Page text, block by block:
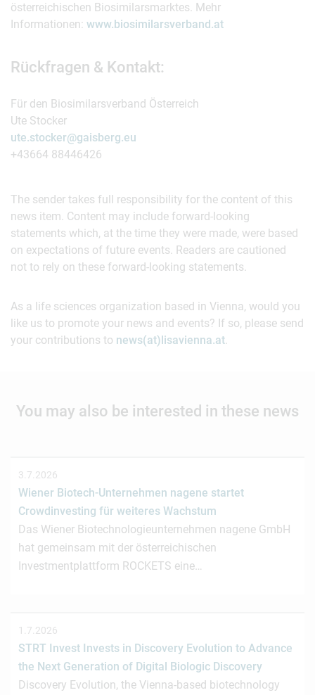
österreichischen Biosimilarsmarktes. Mehr
Informationen: www.biosimilarsverband.at
Rückfragen & Kontakt:
Für den Biosimilarsverband Österreich
Ute Stocker
ute.stocker@gaisberg.eu
+43664 88446426
The sender takes full responsibility for the content of this
news item. Content may include forward-looking
statements which, at the time they were made, were based
on expectations of future events. Readers are cautioned
not to rely on these forward-looking statements.
As a life sciences organization based in Vienna, would you
like us to promote your news and events? If so, please send
your contributions to news(at)lisavienna.at.
You may also be interested in these news
3.7.2026
Wiener Biotech-Unternehmen nagene startet
Crowdinvesting für weiteres Wachstum
Das Wiener Biotechnologieunternehmen nagene GmbH
hat gemeinsam mit der österreichischen
Investmentplattform ROCKETS eine…
1.7.2026
STRT Invest Invests in Discovery Evolution to Advance
the Next Generation of Digital Biologic Discovery
Discovery Evolution, the Vienna-based biotechnology